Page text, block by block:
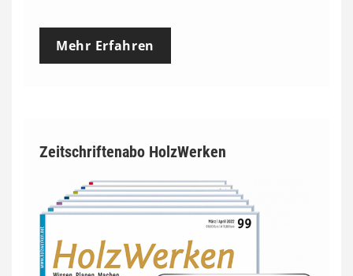
Mehr Erfahren
Zeitschriftenabo HolzWerken